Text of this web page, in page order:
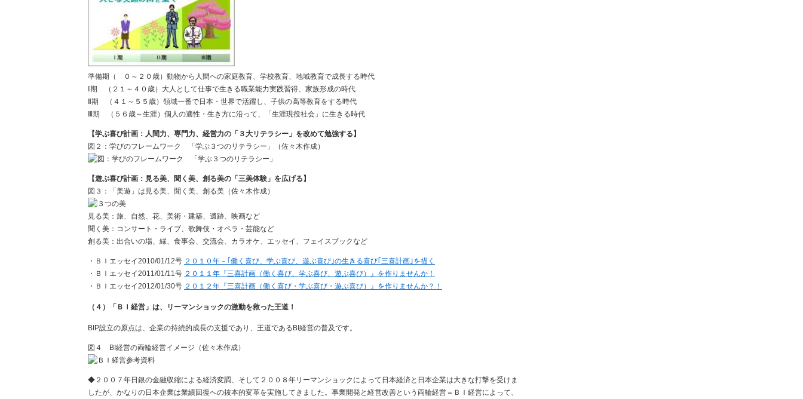
準備期（ ０～２０歳）動物から人間への家庭教育、学校教育、地域教育で成長する時代
Ⅰ期 （２１～４０歳）大人として仕事で生きる職業能力実践習得、家族形成の時代
Ⅱ期 （４１～５５歳）領域一番で日本・世界で活躍し、子供の高等教育をする時代
Ⅲ期 （５６歳～生涯）個人の適性・生き方に沿って、「生涯現役社会」に生きる時代
【学ぶ喜び計画：人間力、専門力、経営力の「３大リテラシー」を改めて勉強する】
図２：学びのフレームワーク 「学ぶ３つのリテラシー」（佐々木作成）
【遊ぶ喜び計画：見る美、聞く美、創る美の「三美体験」を広げる】
図３：「美遊」は見る美、聞く美、創る美（佐々木作成）
見る美：旅、自然、花、美術・建築、遺跡、映画など
聞く美：コンサート・ライブ、歌舞伎・オペラ・芸能など
創る美：出合いの場、縁、食事会、交流会、カラオケ、エッセイ、フェイスブックなど
・ＢＩエッセイ2010/01/12号 ２０１０年－｢働く喜び、学ぶ喜び、遊ぶ喜び｣の生きる喜び｢三喜計画｣を描く
・ＢＩエッセイ2011/01/11号 ２０１１年『三喜計画（働く喜び、学ぶ喜び、遊ぶ喜び）』を作りませんか！
・ＢＩエッセイ2012/01/30号 ２０１２年『三喜計画（働く喜び・学ぶ喜び・遊ぶ喜び）』を作りませんか？！
（４）「ＢＩ経営」は、リーマンショックの激動を救った王道！
BIP設立の原点は、企業の持続的成長の支援であり、王道であるBI経営の普及です。
図４ BI経営の両輪経営イメージ（佐々木作成）
◆２００７年日銀の金融収縮による経済変調、そして２００８年リーマンショックによって日本経済と日本企業は大きな打撃を受けま
したが、かなりの日本企業は業績回復への抜本的変革を実施してきました。事業開発と経営改善という両輪経営＝ＢＩ経営によって、